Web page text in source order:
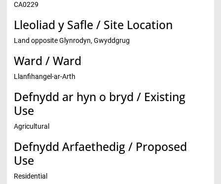
CA0229
Lleoliad y Safle / Site Location
Land opposite Glynrodyn, Gwyddgrug
Ward / Ward
Llanfihangel-ar-Arth
Defnydd ar hyn o bryd / Existing
Use
Agricultural
Defnydd Arfaethedig / Proposed
Use
Residential